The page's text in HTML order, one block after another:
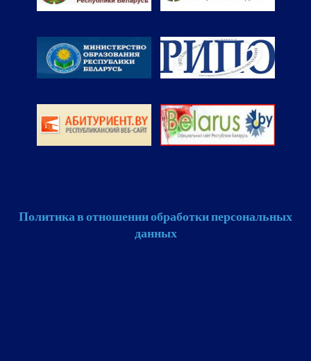
Политика в отношении обработки персональных
данных